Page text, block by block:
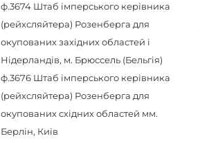
ф.3674 Штаб імперського керівника
(рейхсляйтера) Розенберга для
окупованих західних областей і
Нідерландів, м. Брюссель (Бельгія)
ф.3676 Штаб імперського керівника
(рейхсляйтера) Розенберга для
окупованих східних областей мм.
Берлін, Київ